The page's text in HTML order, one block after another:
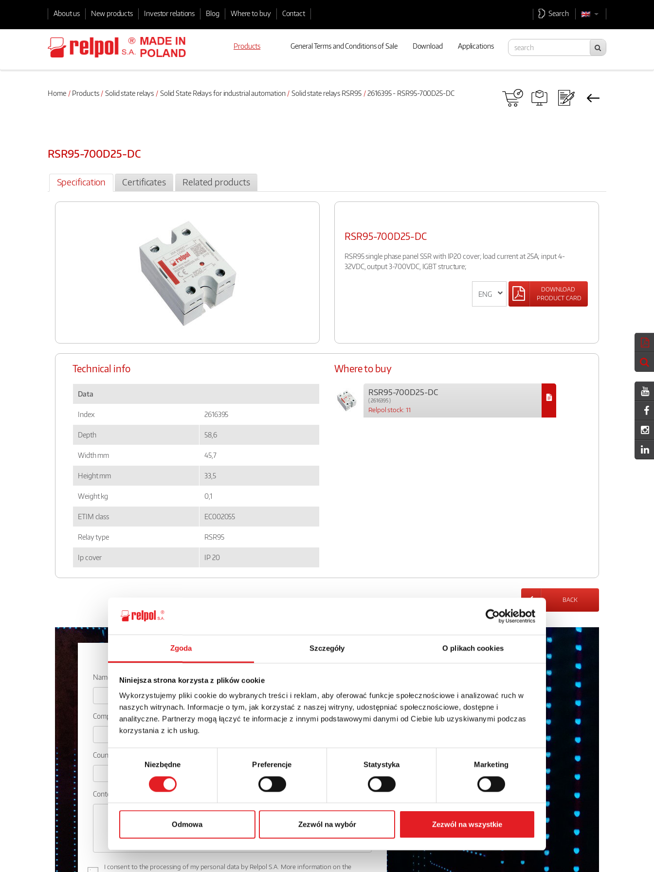
Zgoda Szczegóły O plikach cookies
Niniejsza strona korzysta z plików cookie
Wykorzystujemy pliki cookie do wybranych treści i reklam, aby oferować funkcje społecznościowe i analizować ruch w
naszych witrynach. Informacje o tym, jak korzystać z naszej witryny, udostępniać społecznościowe, dostępne i
analityczne. Partnerzy mogą łączyć te informacje z innymi podstawowymi danymi od Ciebie lub uzyskiwanymi podczas
korzystania z ich usług.
Wybór
zgody
Niezbędne Preferencje Statystyka Marketing
Odmowa Zezwól na wybór Zezwól na wszystkie
About us New products Investor relations Blog Where to buy Contact Search
Products General Terms and Conditions of Sale Download Applications
Home Products Solid state relays Solid State Relays for industrial automation Solid state relays RSR95 2616395 - RSR95-700D25-DC
RSR95-700D25-DC
Specification Certificates Related products
RSR95-700D25-DC
RSR95 single phase panel SSR with IP20 cover; load current at 25A; input 4-
32VDC, output 3-700VDC, IGBT structure;
DOWNLOAD
PRODUCT CARD
Technical info
Data
Index 2616395
Depth 58,6
Width mm 45,7
Height mm 33,5
Weight kg 0,1
ETIM class EC002055
Relay type RSR95
Ip cover IP 20
Where to buy
RSR95-700D25-DC
( 2616395 )
Relpol stock: 11
BACK
Ask for the details of the offer
Name: * Email: *
Company: Phone:
Country:
Contents: *
I consent to the processing of my personal data by Relpol S.A. More information on the